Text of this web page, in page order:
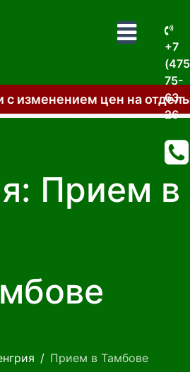
+7
75-
63-
26
услуги общая
Прием в
Прием в Тамбове